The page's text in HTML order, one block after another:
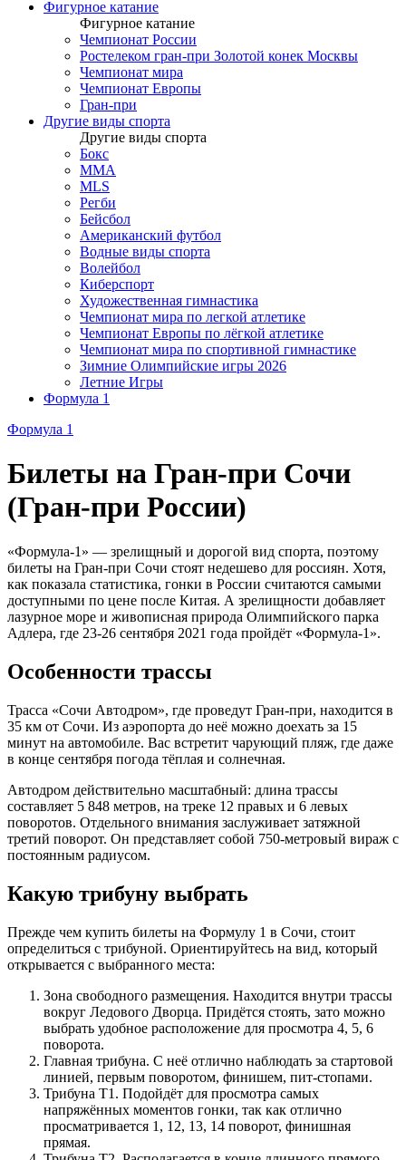
Фигурное катание
Фигурное катание
Чемпионат России
Ростелеком гран-при Золотой конек Москвы
Чемпионат мира
Чемпионат Европы
Гран-при
Другие виды спорта
Другие виды спорта
Бокс
MMA
MLS
Регби
Бейсбол
Американский футбол
Водные виды спорта
Волейбол
Киберспорт
Художественная гимнастика
Чемпионат мира по легкой атлетике
Чемпионат Европы по лёгкой атлетике
Чемпионат мира по спортивной гимнастике
Зимние Олимпийские игры 2026
Летние Игры
Формула 1
Формула 1
Билеты на Гран-при Сочи
(Гран-при России)
«Формула-1» — зрелищный и дорогой вид спорта, поэтому
билеты на Гран-при Сочи стоят недешево для россиян. Хотя,
как показала статистика, гонки в России считаются самыми
доступными по цене после Китая. А зрелищности добавляет
лазурное море и живописная природа Олимпийского парка
Адлера, где 23-26 сентября 2021 года пройдёт «Формула-1».
Особенности трассы
Трасса «Сочи Автодром», где проведут Гран-при, находится в
35 км от Сочи. Из аэропорта до неё можно доехать за 15
минут на автомобиле. Вас встретит чарующий пляж, где даже
в конце сентября погода тёплая и солнечная.
Автодром действительно масштабный: длина трассы
составляет 5 848 метров, на треке 12 правых и 6 левых
поворотов. Отдельного внимания заслуживает затяжной
третий поворот. Он представляет собой 750-метровый вираж с
постоянным радиусом.
Какую трибуну выбрать
Прежде чем купить билеты на Формулу 1 в Сочи, стоит
определиться с трибуной. Ориентируйтесь на вид, который
открывается с выбранного места:
Зона свободного размещения. Находится внутри трассы
вокруг Ледового Дворца. Придётся стоять, зато можно
выбрать удобное расположение для просмотра 4, 5, 6
поворота.
Главная трибуна. С неё отлично наблюдать за стартовой
линией, первым поворотом, финишем, пит-стопами.
Трибуна Т1. Подойдёт для просмотра самых
напряжённых моментов гонки, так как отлично
просматривается 1, 12, 13, 14 поворот, финишная
прямая.